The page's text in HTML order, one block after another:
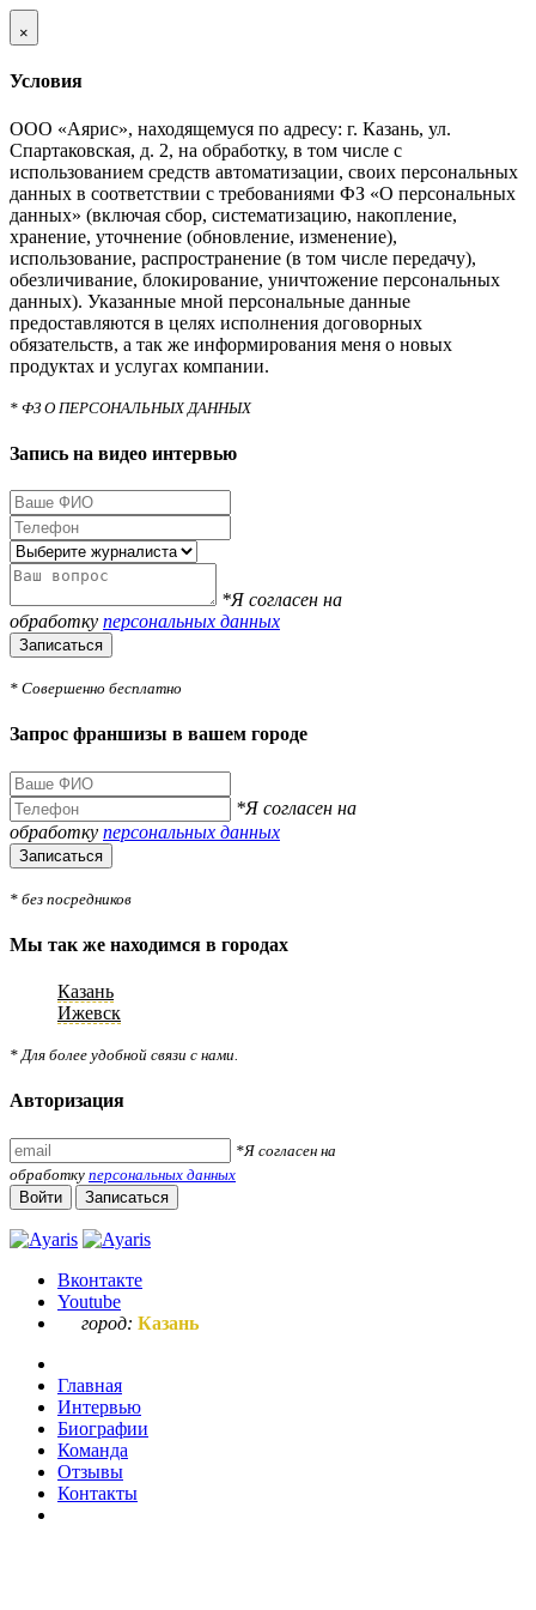
×
Условия
ООО «Аярис», находящемуся по адресу: г. Казань, ул.
Спартаковская, д. 2, на обработку, в том числе с
использованием средств автоматизации, своих персональных
данных в соответствии с требованиями ФЗ «О персональных
данных» (включая сбор, систематизацию, накопление,
хранение, уточнение (обновление, изменение),
использование, распространение (в том числе передачу),
обезличивание, блокирование, уничтожение персональных
данных). Указанные мной персональные данные
предоставляются в целях исполнения договорных
обязательств, а так же информирования меня о новых
продуктах и услугах компании.
* ФЗ О ПЕРСОНАЛЬНЫХ ДАННЫХ
Запись на видео интервью
*Я согласен на
обработку персональных данных
Записаться
* Совершенно бесплатно
Запрос франшизы в вашем городе
*Я согласен на
обработку персональных данных
Записаться
* без посредников
Мы так же находимся в городах
Казань
Ижевск
* Для более удобной связи с нами.
Авторизация
*Я согласен на
обработку персональных данных
Войти
Записаться
Вконтакте
Youtube
город: Казань
Главная
Интервью
Биографии
Команда
Отзывы
Контакты